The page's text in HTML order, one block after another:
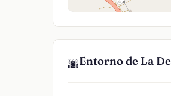
🌆Entorno de La